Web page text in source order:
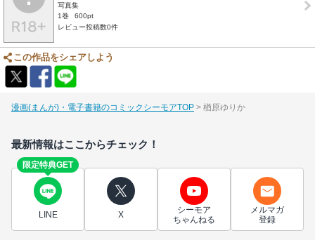
写真集
1巻
600pt
レビュー投稿数0件
この作品をシェアしよう
漫画(まんが)・電子書籍のコミックシーモアTOP 楢原ゆりか
最新情報はここからチェック！
限定特典GET
LINE X
シーモア
ちゃんねる
メルマガ
登録